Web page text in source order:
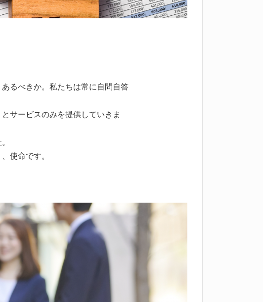
るべきか。私たちは常に自問自答
サービスのみを提供していきま
使命です。